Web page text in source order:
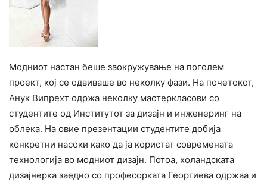
Модниот настан беше заокружување на поголем
проект, кој се одвиваше во неколку фази. На почетокот,
Анук Випрехт одржа неколку мастеркласови со
студентите од Институтот за дизајн и инженеринг на
облека. На овие презентации студентите добија
конкретни насоки како да ја користат современата
технологија во модниот дизајн. Потоа, холандската
дизајнерка заедно со професорката Георгиева одржаа и